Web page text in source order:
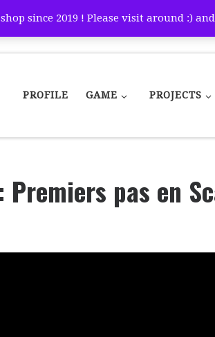
since 2019 ! Please visit around :)
PROFILE GAME PROJECTS
: Premiers pas en